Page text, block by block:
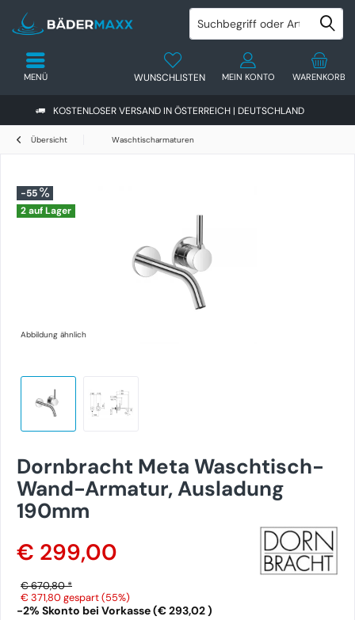
KOSTENLOSER VERSAND IN ÖSTERREICH | DEUTSCHLAND
WARENKORB
WUNSCHLISTEN MEIN KONTO
MENÜ
Übersicht Waschtischarmaturen
-55
2 auf Lager
Abbildung ähnlich
Dornbracht Meta Waschtisch-
Wand-Armatur, Ausladung
190mm
€ 299,00
€ 670,80 *
€ 371,80gespart (55%)
-2% Skonto bei Vorkasse (€ 293,02 )